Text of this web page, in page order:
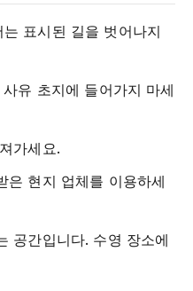
표시된 길을 벗어나지
유 초지에 들어가지 마세
가세요.
은 현지 업체를 이용하세
공간입니다. 수영 장소에